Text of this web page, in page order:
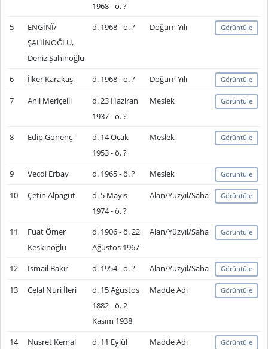
1968 - ö. ?
5
ENGİNÎ/
ŞAHİNOĞLU,
Deniz Şahinoğlu
d. 1968 - ö. ? Doğum Yılı Görüntüle
6 İlker Karakaş d. 1968 - ö. ? Doğum Yılı Görüntüle
7 Anıl Meriçelli
d. 23 Haziran
1937 - ö. ?
Meslek Görüntüle
8 Edip Gönenç
d. 14 Ocak
1953 - ö. ?
Meslek Görüntüle
9 Vecdi Erbay d. 1965 - ö. ? Meslek Görüntüle
10 Çetin Alpagut
d. 5 Mayıs
1974 - ö. ?
Alan/Yüzyıl/Saha Görüntüle
11
Fuat Ömer
Keskinoğlu
d. 1906 - ö. 22
Ağustos 1967
Alan/Yüzyıl/Saha Görüntüle
12 İsmail Bakır d. 1954 - ö. ? Alan/Yüzyıl/Saha Görüntüle
13 Celal Nuri İleri
d. 15 Ağustos
1882 - ö. 2
Kasım 1938
Madde Adı Görüntüle
14 Nusret Kemal d. 11 Eylül Madde Adı Görüntüle